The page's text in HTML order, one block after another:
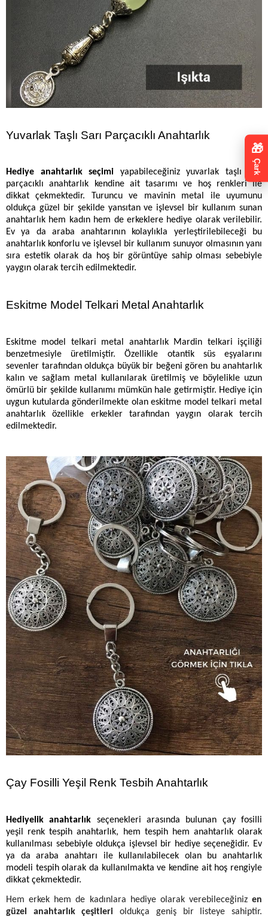
Yuvarlak Taşlı Sarı Parçacıklı Anahtarlık
Hediye anahtarlık seçimi yapabileceğiniz yuvarlak taşlı sarı
parçacıklı anahtarlık kendine ait tasarımı ve hoş renkleri ile
dikkat çekmektedir. Turuncu ve mavinin metal ile uyumunu
oldukça güzel bir şekilde yansıtan ve işlevsel bir kullanım sunan
anahtarlık hem kadın hem de erkeklere hediye olarak verilebilir.
Ev ya da araba anahtarının kolaylıkla yerleştirilebileceği bu
anahtarlık konforlu ve işlevsel bir kullanım sunuyor olmasının yanı
sıra estetik olarak da hoş bir görüntüye sahip olması sebebiyle
yaygın olarak tercih edilmektedir.
Eskitme Model Telkari Metal Anahtarlık
Eskitme model telkari metal anahtarlık Mardin telkari işçiliği
benzetmesiyle üretilmiştir. Özellikle otantik süs eşyalarını
sevenler tarafından oldukça büyük bir beğeni gören bu anahtarlık
kalın ve sağlam metal kullanılarak üretilmiş ve böylelikle uzun
ömürlü bir şekilde kullanımı mümkün hale getirmiştir. Hediye için
uygun kutularda gönderilmekte olan eskitme model telkari metal
anahtarlık özellikle erkekler tarafından yaygın olarak tercih
edilmektedir.
Çay Fosilli Yeşil Renk Tesbih Anahtarlık
Hediyelik anahtarlık seçenekleri arasında bulunan çay fosilli
yeşil renk tespih anahtarlık, hem tespih hem anahtarlık olarak
kullanılması sebebiyle oldukça işlevsel bir hediye seçeneğidir. Ev
ya da araba anahtarı ile kullanılabilecek olan bu anahtarlık
modeli tespih olarak da kullanılmakta ve kendine ait hoş rengiyle
dikkat çekmektedir.
Hem erkek hem de kadınlara hediye olarak verebileceğiniz en
güzel anahtarlık çeşitlerioldukça geniş bir listeye sahiptir.
🎁
Çark